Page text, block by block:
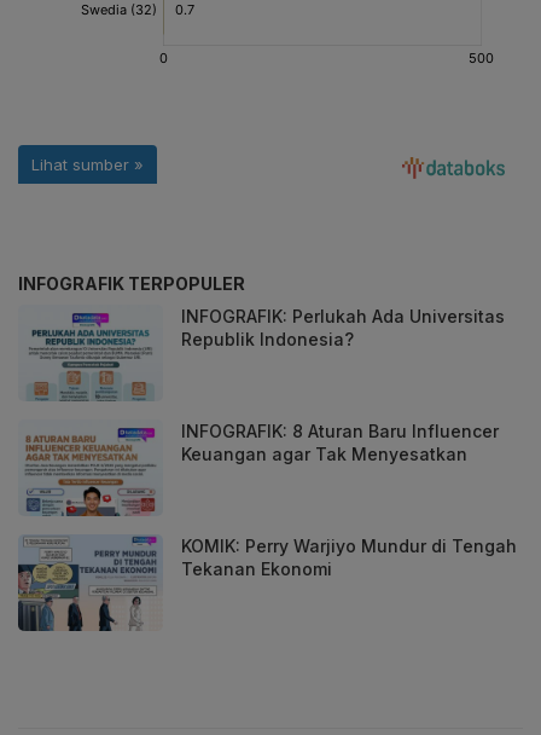
INFOGRAFIK TERPOPULER
INFOGRAFIK: Perlukah Ada Universitas
Republik Indonesia?
INFOGRAFIK: 8 Aturan Baru Influencer
Keuangan agar Tak Menyesatkan
KOMIK: Perry Warjiyo Mundur di Tengah
Tekanan Ekonomi